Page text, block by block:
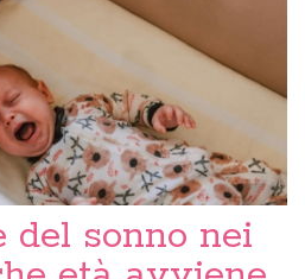
del sonno nei